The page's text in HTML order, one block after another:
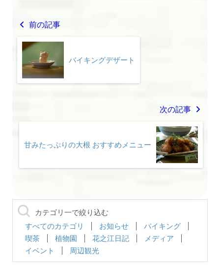
前の記事
バイキングデザート
次の記事
甘みたっぷりの大根 おすすめメニュー
カテゴリ一で絞り込む
すべてのカテゴリ
お知らせ
バイキング
喫茶
植物園 花之江日記
メディア
イベント
周辺観光